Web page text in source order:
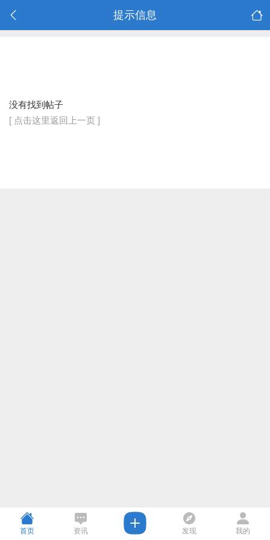
提示信息
没有找到帖子
[ 点击这里返回上一页 ]
首页 资讯 发现 我的